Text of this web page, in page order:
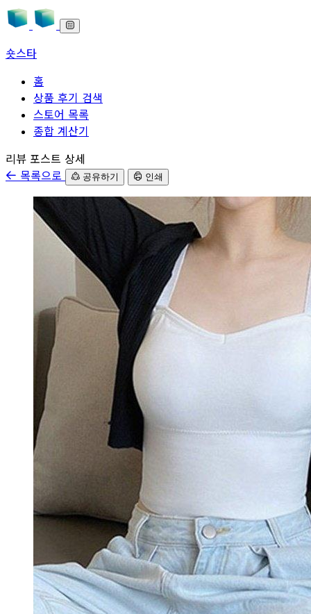
숏스타
홈
상품 후기 검색
스토어 목록
종합 계산기
본문으로 바로가기
리뷰 포스트 상세
목록으로
공유하기 인쇄